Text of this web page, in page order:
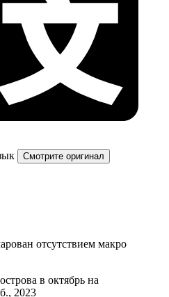
Смотрите оригинал
отсутствием макро
в октябрь на
2023